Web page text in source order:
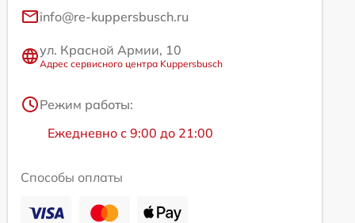
info@re-kuppersbusch.ru
ул. Красной Армии, 10
Адрес сервисного центра Kuppersbusch
Режим работы:
Ежедневно с 9:00 до 21:00
Способы оплаты